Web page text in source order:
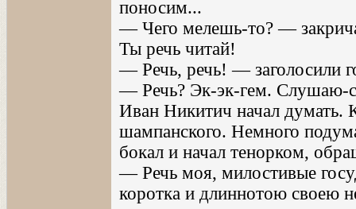
поносим...
— Чего мелешь-то? —
Ты речь читай!
— Речь, речь! — заголосили
— Речь? Эк-эк-гем. Слушаю-
Иван Никитич начал думать.
шампанского. Немного
бокал и начал тенорком,
— Речь моя, милостивые
коротка и длиннотою своею